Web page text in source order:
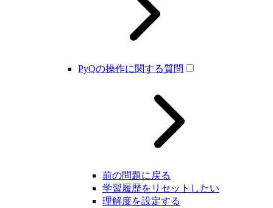
PyQの操作に関する質問
前の問題に戻る
学習履歴をリセットしたい
理解度を設定する